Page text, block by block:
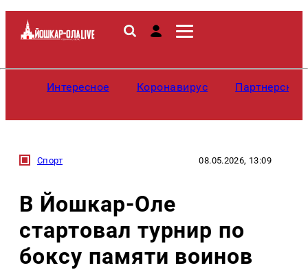
Интересное Коронавирус
Спорт 08.05.2026, 13:09
В Йошкар-Оле
стартовал турнир по
боксу памяти воинов